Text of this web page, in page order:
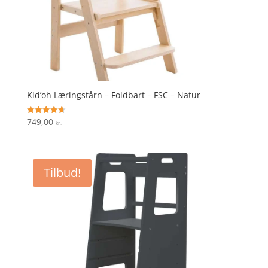
Kid’oh Læringstårn – Foldbart – FSC – Natur
Vurderet
4.7
749,00 kr.
Tilbud!